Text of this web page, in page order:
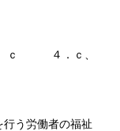
ｃ ４．ｃ、
う労働者の福祉